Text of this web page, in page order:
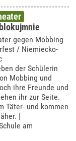
gegen Mobbing
/ Niemiecko-
der Schülerin
Mobbing und
ihre Freunde und
ihr zur Seite.
Täter- und kommen
|
am